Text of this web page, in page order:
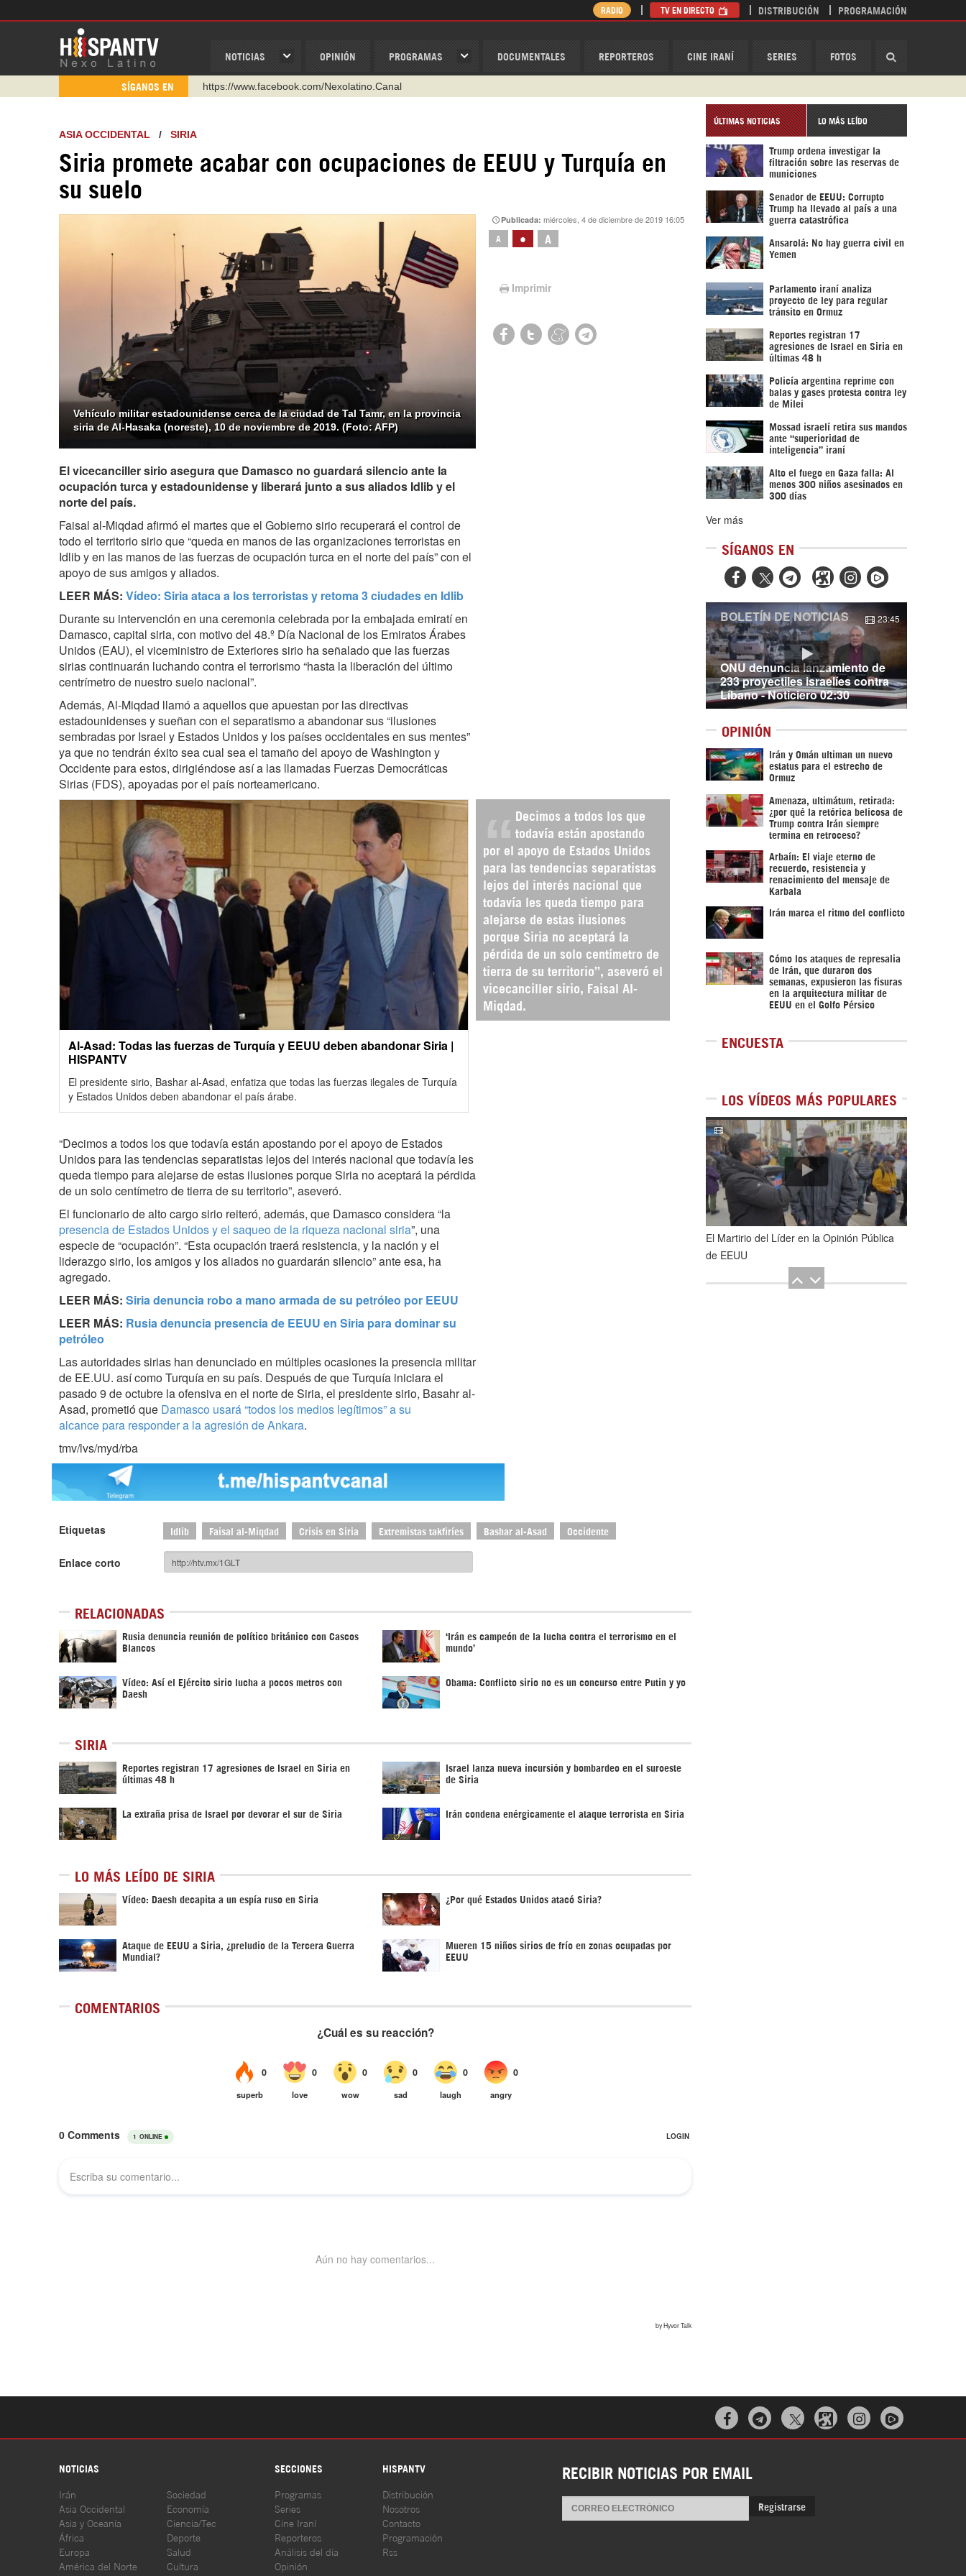
NOTICIAS OPINIÓN PROGRAMAS DOCUMENTALES REPORTEROS CINE IRANÍ SERIES FOTOS
RADIO TV EN DIRECTO DISTRIBUCIÓN PROGRAMACIÓN
SÍGANOS EN
https://www.facebook.com/Nexolatino.Canal
https://urmedium.com/c/hispantv
Instagram como: hispan_tv
ASIA OCCIDENTAL / SIRIA
Siria promete acabar con ocupaciones de EEUU y Turquía en
su suelo
Vehículo militar estadounidense cerca de la ciudad de Tal Tamr, en la provincia
siria de Al-Hasaka (noreste), 10 de noviembre de 2019. (Foto: AFP)
Publicada:miércoles, 4 de diciembre de 2019 16:05
A • A
Imprimir
El vicecanciller sirio asegura que Damasco no guardará silencio ante la
ocupación turca y estadounidense y liberará junto a sus aliados Idlib y el
norte del país.
Faisal al-Miqdad afirmó el martes que el Gobierno sirio recuperará el control de
todo el territorio sirio que “queda en manos de las organizaciones terroristas en
Idlib y en las manos de las fuerzas de ocupación turca en el norte del país” con el
apoyo de sus amigos y aliados.
LEER MÁS: Vídeo: Siria ataca a los terroristas y retoma 3 ciudades en Idlib
Durante su intervención en una ceremonia celebrada por la embajada emiratí en
Damasco, capital siria, con motivo del 48.º Día Nacional de los Emiratos Árabes
Unidos (EAU), el viceministro de Exteriores sirio ha señalado que las fuerzas
sirias continuarán luchando contra el terrorismo “hasta la liberación del último
centrímetro de nuestro suelo nacional”.
Además, Al-Miqdad llamó a aquellos que apuestan por las directivas
estadounidenses y sueñan con el separatismo a abandonar sus “ilusiones
sembradas por Israel y Estados Unidos y los países occidentales en sus mentes”
ya que no tendrán éxito sea cual sea el tamaño del apoyo de Washington y
Occidente para estos, dirigiéndose así a las llamadas Fuerzas Democráticas
Sirias (FDS), apoyadas por el país norteamericano.
Decimos a todos los que
todavía están apostando
por el apoyo de Estados Unidos
para las tendencias separatistas
lejos del interés nacional que
todavía les queda tiempo para
alejarse de estas ilusiones
porque Siria no aceptará la
pérdida de un solo centímetro de
tierra de su territorio”, aseveró el
vicecanciller sirio, Faisal Al-
Miqdad.
Al-Asad: Todas las fuerzas de Turquía y EEUU deben abandonar Siria |
HISPANTV
El presidente sirio, Bashar al-Asad, enfatiza que todas las fuerzas ilegales de Turquía
y Estados Unidos deben abandonar el país árabe.
“Decimos a todos los que todavía están apostando por el apoyo de Estados
Unidos para las tendencias separatistas lejos del interés nacional que todavía les
queda tiempo para alejarse de estas ilusiones porque Siria no aceptará la pérdida
de un solo centímetro de tierra de su territorio”, aseveró.
El funcionario de alto cargo sirio reiteró, además, que Damasco considera “la
presencia de Estados Unidos y el saqueo de la riqueza nacional siria”, una
especie de “ocupación”. “Esta ocupación traerá resistencia, y la nación y el
liderazgo sirio, los amigos y los aliados no guardarán silencio” ante esa, ha
agregado.
LEER MÁS: Siria denuncia robo a mano armada de su petróleo por EEUU
LEER MÁS: Rusia denuncia presencia de EEUU en Siria para dominar su
petróleo
Las autoridades sirias han denunciado en múltiples ocasiones la presencia militar
de EE.UU. así como Turquía en su país. Después de que Turquía iniciara el
pasado 9 de octubre la ofensiva en el norte de Siria, el presidente sirio, Basahr al-
Asad, prometió que Damasco usará “todos los medios legítimos” a su
alcance para responder a la agresión de Ankara.
tmv/lvs/myd/rba
Etiquetas Idlib Faisal al-Miqdad Crisis en Siria Extremistas takfiríes Bashar al-Asad Occidente
Enlace corto
RELACIONADAS
Rusia denuncia reunión de político británico con Cascos
Blancos
‘Irán es campeón de la lucha contra el terrorismo en el
mundo’
Vídeo: Así el Ejército sirio lucha a pocos metros con
Daesh
Obama: Conflicto sirio no es un concurso entre Putin y yo
SIRIA
Reportes registran 17 agresiones de Israel en Siria en
últimas 48 h
Israel lanza nueva incursión y bombardeo en el suroeste
de Siria
La extraña prisa de Israel por devorar el sur de Siria Irán condena enérgicamente el ataque terrorista en Siria
LO MÁS LEÍDO DE SIRIA
Vídeo: Daesh decapita a un espía ruso en Siria ¿Por qué Estados Unidos atacó Siria?
Ataque de EEUU a Siria, ¿preludio de la Tercera Guerra
Mundial?
Mueren 15 niños sirios de frío en zonas ocupadas por
EEUU
COMENTARIOS
ÚLTIMAS NOTICIAS LO MÁS LEÍDO
Trump ordena investigar la
filtración sobre las reservas de
municiones
Senador de EEUU: Corrupto
Trump ha llevado al país a una
guerra catastrófica
Ansarolá: No hay guerra civil en
Yemen
Parlamento iraní analiza
proyecto de ley para regular
tránsito en Ormuz
Reportes registran 17
agresiones de Israel en Siria en
últimas 48 h
Policía argentina reprime con
balas y gases protesta contra ley
de Milei
Mossad israelí retira sus mandos
ante “superioridad de
inteligencia” iraní
Alto el fuego en Gaza falla: Al
menos 300 niños asesinados en
300 días
Ver más
SÍGANOS EN
  
ONU denuncia lanzamiento de
233 proyectiles israelíes contra
Líbano - Noticiero 02:30
BOLETÍN DE NOTICIAS 23:45
OPINIÓN
Irán y Omán ultiman un nuevo
estatus para el estrecho de
Ormuz
Amenaza, ultimátum, retirada:
¿por qué la retórica belicosa de
Trump contra Irán siempre
termina en retroceso?
Arbaín: El viaje eterno de
recuerdo, resistencia y
renacimiento del mensaje de
Karbala
Irán marca el ritmo del conflicto
Cómo los ataques de represalia
de Irán, que duraron dos
semanas, expusieron las fisuras
en la arquitectura militar de
EEUU en el Golfo Pérsico
ENCUESTA
LOS VÍDEOS MÁS POPULARES
1de5
El Martirio del Líder en la Opinión Pública
de EEUU
  
NOTICIAS SECCIONES HISPANTV
Irán
Asia Occidental
Asia y Oceanía
África
Europa
América del Norte
Sociedad
Economía
Ciencia/Tec
Deporte
Salud
Cultura
Programas
Series
Cine Iraní
Reporteros
Análisis del día
Opinión
Distribución
Nosotros
Contacto
Programación
Rss
RECIBIR NOTICIAS POR EMAIL
Registrarse